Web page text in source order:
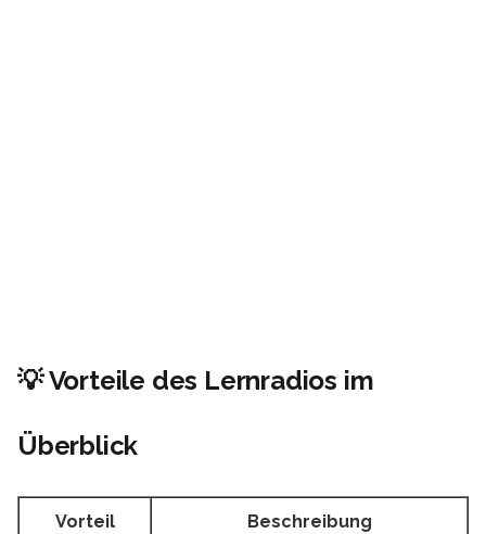
💡 Vorteile des Lernradios im
Überblick
Vorteil Beschreibung